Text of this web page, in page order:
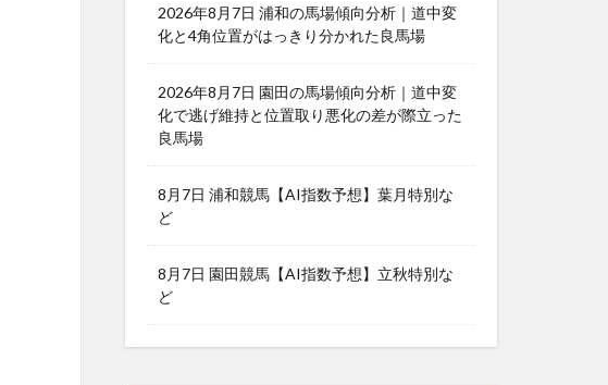
2026年8月7日 浦和の馬場傾向分析｜道中変
化と4角位置がはっきり分かれた良馬場
2026年8月7日 園田の馬場傾向分析｜道中変
化で逃げ維持と位置取り悪化の差が際立った
良馬場
8月7日 浦和競馬【AI指数予想】葉月特別な
ど
8月7日 園田競馬【AI指数予想】立秋特別な
ど